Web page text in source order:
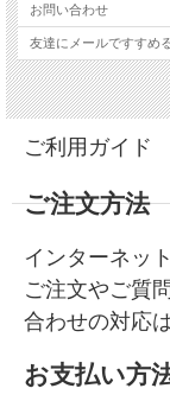
お問い合わせ
友達にメールですすめ
ご利用ガイド
ご注文方法
インターネッ
ご注文やご質
合わせの対応
お支払い方